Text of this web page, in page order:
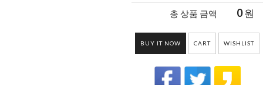
총 상품 금액 0원
BUY IT NOW CART WISHLIST